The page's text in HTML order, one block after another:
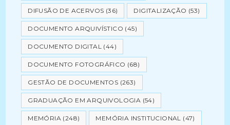
DIFUSÃO DE ACERVOS (36) DIGITALIZAÇÃO (53)
DOCUMENTO ARQUIVÍSTICO (45)
DOCUMENTO DIGITAL (44)
DOCUMENTO FOTOGRÁFICO (68)
GESTÃO DE DOCUMENTOS (263)
GRADUAÇÃO EM ARQUIVOLOGIA (54)
MEMÓRIA (248) MEMÓRIA INSTITUCIONAL (47)